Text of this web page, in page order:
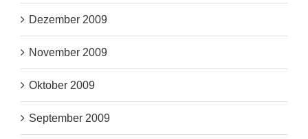
Dezember 2009
November 2009
Oktober 2009
September 2009